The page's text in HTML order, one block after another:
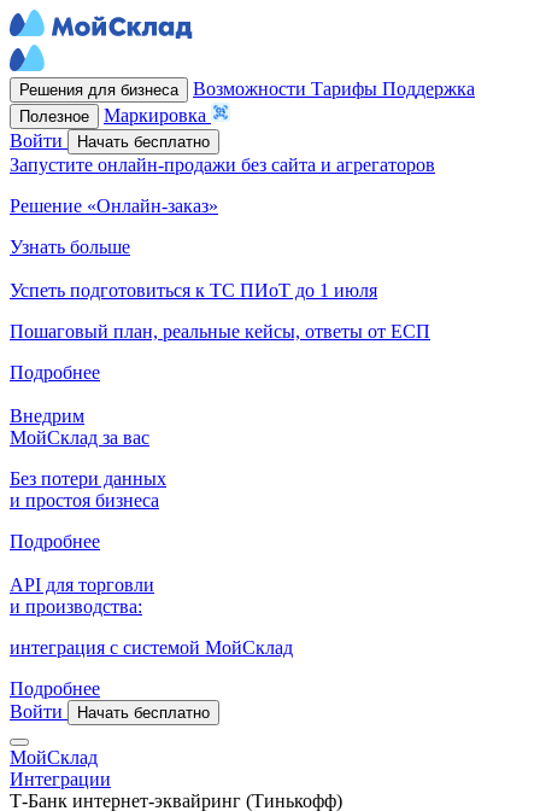
Решения для бизнеса Возможности Тарифы Поддержка
Полезное
Маркировка
Войти
Начать бесплатно
Запустите онлайн-продажи без сайта и агрегаторов
Решение «Онлайн-заказ»
Узнать больше
Успеть подготовиться к ТС ПИоТ до 1 июля
Пошаговый план, реальные кейсы, ответы от ЕСП
Подробнее
Внедрим
МойСклад за вас
Без потери данных
и простоя бизнеса
Подробнее
API для торговли
и производства:
интеграция с системой МойСклад
Подробнее
Войти
Начать бесплатно
МойСклад
Интеграции
Т-Банк интернет-эквайринг (Тинькофф)